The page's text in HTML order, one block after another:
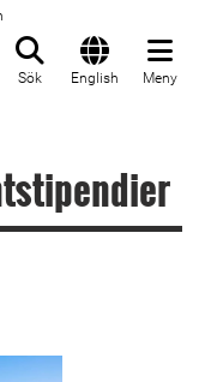
Sök English Meny